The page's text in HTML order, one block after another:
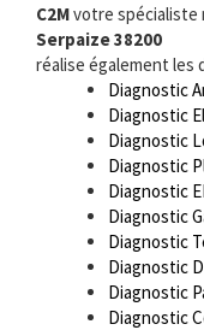
C2Mvotre spécialiste
Serpaize 38200
réalise également les
Diagnostic
Diagnostic
Diagnostic
Diagnostic
Diagnostic
Diagnostic
Diagnostic
Diagnostic
Diagnostic
Diagnostic